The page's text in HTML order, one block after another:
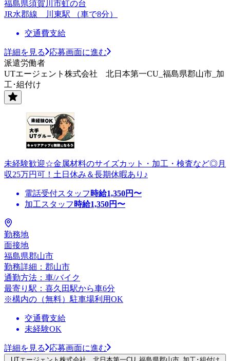
福島県須賀川市虹の台
JR水郡線 川東駅 （車で8分）
交通費支給
詳細を見る
応募画面に進む
派遣労働者
UTエージェント株式会社 北日本第一CU_福島県郡山市_加
工･組付け
未経験歓迎☆金属材料のサイズカット・加工・検査など◎月
収25万円可！土日休み＆長期休暇あり♪
電話受付スタッフ 時給1,350円〜
加工スタッフ 時給1,350円〜
勤務地
面接地
福島県郡山市
勤務詳細：郡山市
通勤方法：車/バイク
最寄り駅：喜久田駅から車6分
※構内の（無料）駐車場利用OK
交通費支給
未経験OK
詳細を見る 応募画面に進む